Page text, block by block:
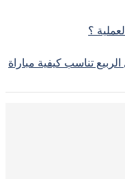
؟
تناسب كيفية مباراة